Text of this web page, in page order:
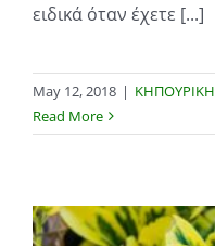
ειδικά όταν έχετε [...]
May 12, 2018 | ΚΗΠΟΥΡΙΚΗ
Read More